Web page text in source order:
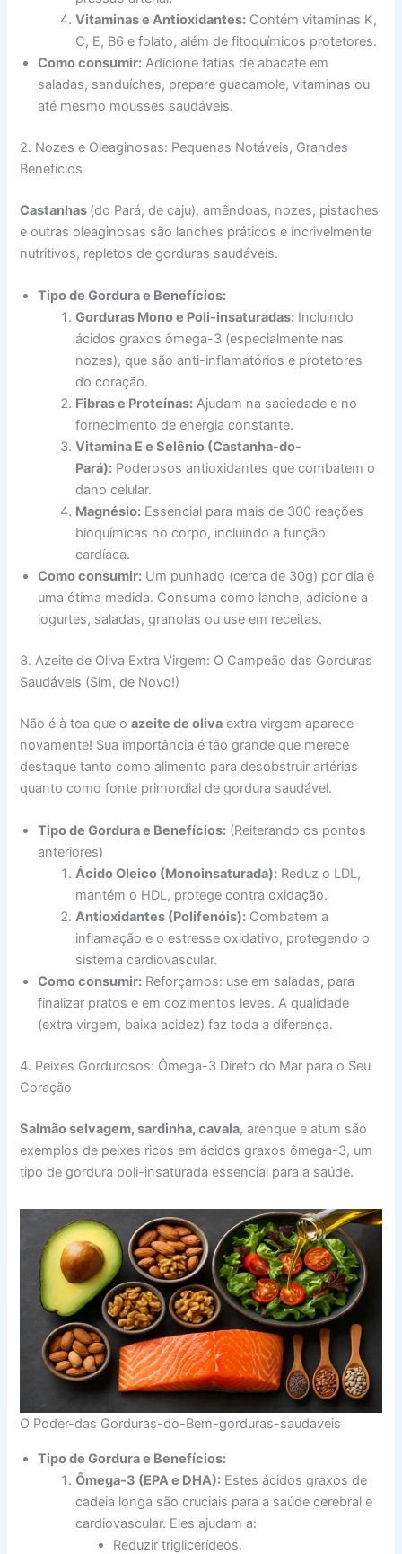
Vitaminas e Antioxidantes: Contém vitaminas K,
C, E, B6 e folato, além de fitoquímicos protetores.
Como consumir: Adicione fatias de abacate em
saladas, sanduíches, prepare guacamole, vitaminas ou
até mesmo mousses saudáveis.
2. Nozes e Oleaginosas: Pequenas Notáveis, Grandes
Benefícios
Castanhas (do Pará, de caju), amêndoas, nozes, pistaches
e outras oleaginosas são lanches práticos e incrivelmente
nutritivos, repletos de gorduras saudáveis.
Tipo de Gordura e Benefícios:
Gorduras Mono e Poli-insaturadas: Incluindo
ácidos graxos ômega-3 (especialmente nas
nozes), que são anti-inflamatórios e protetores
do coração.
Fibras e Proteínas: Ajudam na saciedade e no
fornecimento de energia constante.
Vitamina E e Selênio (Castanha-do-
Pará): Poderosos antioxidantes que combatem o
dano celular.
Magnésio: Essencial para mais de 300 reações
bioquímicas no corpo, incluindo a função
cardíaca.
Como consumir: Um punhado (cerca de 30g) por dia é
uma ótima medida. Consuma como lanche, adicione a
iogurtes, saladas, granolas ou use em receitas.
3. Azeite de Oliva Extra Virgem: O Campeão das Gorduras
Saudáveis (Sim, de Novo!)
Não é à toa que oazeite de oliva extra virgem aparece
novamente! Sua importância é tão grande que merece
destaque tanto como alimento para desobstruir artérias
quanto como fonte primordial de gordura saudável.
Tipo de Gordura e Benefícios: (Reiterando os pontos
anteriores)
Ácido Oleico (Monoinsaturada): Reduz o LDL,
mantém o HDL, protege contra oxidação.
Antioxidantes (Polifenóis): Combatem a
inflamação e o estresse oxidativo, protegendo o
sistema cardiovascular.
Como consumir: Reforçamos: use em saladas, para
finalizar pratos e em cozimentos leves. A qualidade
(extra virgem, baixa acidez) faz toda a diferença.
4. Peixes Gordurosos: Ômega-3 Direto do Mar para o Seu
Coração
Salmão selvagem, sardinha, cavala, arenque e atum são
exemplos de peixes ricos em ácidos graxos ômega-3, um
tipo de gordura poli-insaturada essencial para a saúde.
O Poder-das Gorduras-do-Bem-gorduras-saudaveis
Tipo de Gordura e Benefícios:
Ômega-3 (EPA e DHA): Estes ácidos graxos de
cadeia longa são cruciais para a saúde cerebral e
cardiovascular. Eles ajudam a:
Reduzir triglicerídeos.